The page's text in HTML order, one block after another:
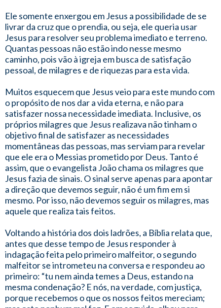
Ele somente enxergou em Jesus a possibilidade de se
livrar da cruz que o prendia, ou seja, ele queria usar
Jesus para resolver seu problema imediato e terreno.
Quantas pessoas não estão indo nesse mesmo
caminho, pois vão à igreja em busca de satisfação
pessoal, de milagres e de riquezas para esta vida.
Muitos esquecem que Jesus veio para este mundo com
o propósito de nos dar a vida eterna, e não para
satisfazer nossa necessidade imediata. Inclusive, os
próprios milagres que Jesus realizava não tinham o
objetivo final de satisfazer as necessidades
momentâneas das pessoas, mas serviam para revelar
que ele era o Messias prometido por Deus. Tanto é
assim, que o evangelista João chama os milagres que
Jesus fazia de sinais. O sinal serve apenas para apontar
a direção que devemos seguir, não é um fim em si
mesmo. Por isso, não devemos seguir os milagres, mas
aquele que realiza tais feitos.
Voltando a história dos dois ladrões, a Bíblia relata que,
antes que desse tempo de Jesus responder à
indagação feita pelo primeiro malfeitor, o segundo
malfeitor se intrometeu na conversa e respondeu ao
primeiro: “tu nem ainda temes a Deus, estando na
mesma condenação? E nós, na verdade, com justiça,
porque recebemos o que os nossos feitos mereciam;